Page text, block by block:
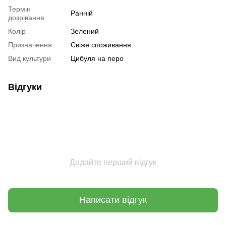
Термін
дозрівання
Ранній
Колір
Зелений
Призначення
Свіже споживання
Вид культури
Цибуля на перо
Відгуки
Додайте перший відгук
Написати відгук